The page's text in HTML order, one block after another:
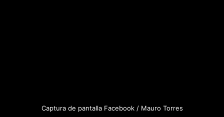
Captura de pantalla Facebook / Mauro Torres